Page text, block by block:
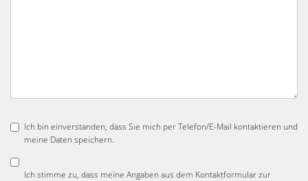
Ich bin einverstanden, dass Sie mich per Telefon/E-Mail kontaktieren und
meine Daten speichern.
Ich stimme zu, dass meine Angaben aus dem Kontaktformular zur